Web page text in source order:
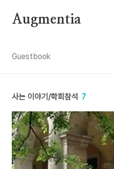
Augmentia
Guestbook
사는 이야기/학회참석 7